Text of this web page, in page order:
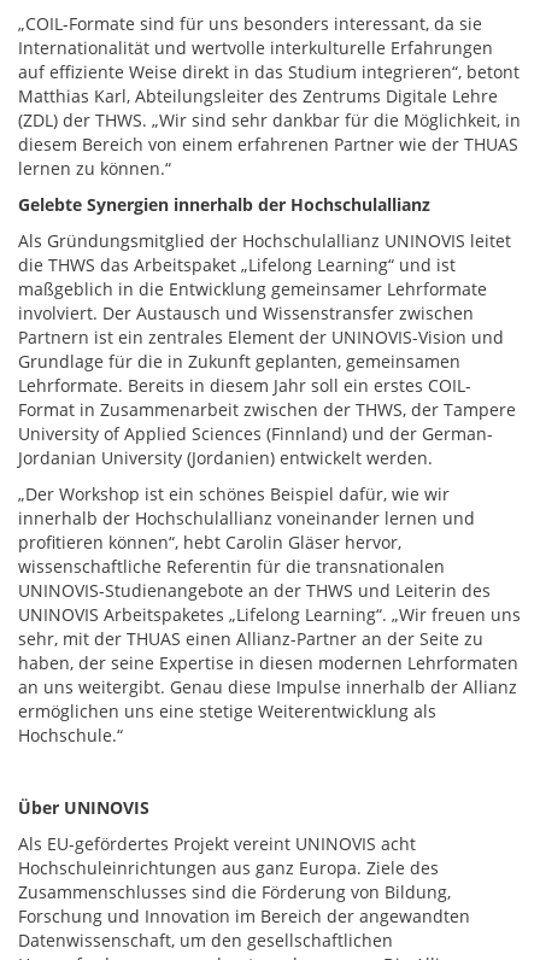
„COIL-Formate sind für uns besonders interessant, da sie
Internationalität und wertvolle interkulturelle Erfahrungen
auf effiziente Weise direkt in das Studium integrieren“, betont
Matthias Karl, Abteilungsleiter des Zentrums Digitale Lehre
(ZDL) der THWS. „Wir sind sehr dankbar für die Möglichkeit, in
diesem Bereich von einem erfahrenen Partner wie der THUAS
lernen zu können.“
Gelebte Synergien innerhalb der Hochschulallianz
Als Gründungsmitglied der Hochschulallianz UNINOVIS leitet
die THWS das Arbeitspaket „Lifelong Learning“ und ist
maßgeblich in die Entwicklung gemeinsamer Lehrformate
involviert. Der Austausch und Wissenstransfer zwischen
Partnern ist ein zentrales Element der UNINOVIS-Vision und
Grundlage für die in Zukunft geplanten, gemeinsamen
Lehrformate. Bereits in diesem Jahr soll ein erstes COIL-
Format in Zusammenarbeit zwischen der THWS, der Tampere
University of Applied Sciences (Finnland) und der German-
Jordanian University (Jordanien) entwickelt werden.
„Der Workshop ist ein schönes Beispiel dafür, wie wir
innerhalb der Hochschulallianz voneinander lernen und
profitieren können“, hebt Carolin Gläser hervor,
wissenschaftliche Referentin für die transnationalen
UNINOVIS-Studienangebote an der THWS und Leiterin des
UNINOVIS Arbeitspaketes „Lifelong Learning“. „Wir freuen uns
sehr, mit der THUAS einen Allianz-Partner an der Seite zu
haben, der seine Expertise in diesen modernen Lehrformaten
an uns weitergibt. Genau diese Impulse innerhalb der Allianz
ermöglichen uns eine stetige Weiterentwicklung als
Hochschule.“
Über UNINOVIS
Als EU-gefördertes Projekt vereint UNINOVIS acht
Hochschuleinrichtungen aus ganz Europa. Ziele des
Zusammenschlusses sind die Förderung von Bildung,
Forschung und Innovation im Bereich der angewandten
Datenwissenschaft, um den gesellschaftlichen